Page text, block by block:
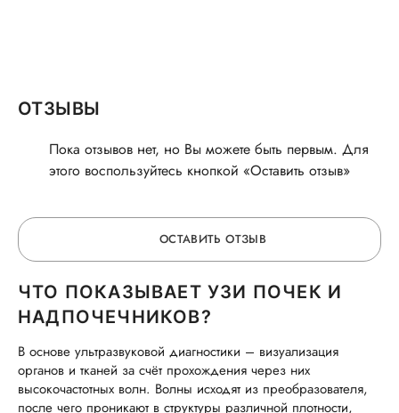
ОТЗЫВЫ
Пока отзывов нет, но Вы можете быть первым. Для
этого воспользуйтесь кнопкой «Оставить отзыв»
ОСТАВИТЬ ОТЗЫВ
ОСТАВЬТЕ ОТЗЫВ
ОБ УСЛУГЕ
ЧТО ПОКАЗЫВАЕТ УЗИ ПОЧЕК И
НАДПОЧЕЧНИКОВ?
В основе ультразвуковой диагностики – визуализация
органов и тканей за счёт прохождения через них
высокочастотных волн. Волны исходят из преобразователя,
после чего проникают в структуры различной плотности,